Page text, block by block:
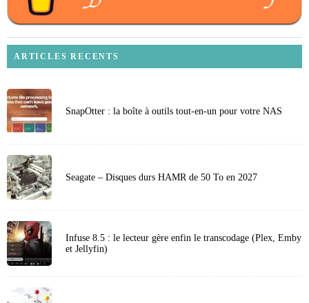
ARTICLES RECENTS
SnapOtter : la boîte à outils tout-en-un pour votre NAS
Seagate – Disques durs HAMR de 50 To en 2027
Infuse 8.5 : le lecteur gère enfin le transcodage (Plex, Emby
et Jellyfin)